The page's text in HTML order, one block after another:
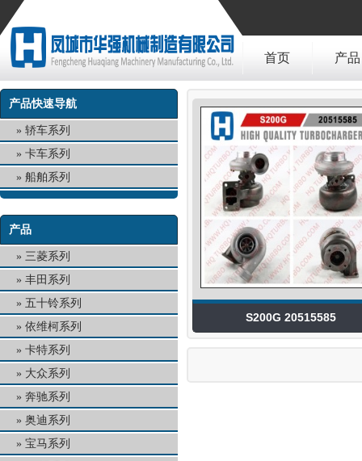
首页 产品
产品快速导航
轿车系列
卡车系列
船舶系列
产品
三菱系列
丰田系列
五十铃系列
依维柯系列
卡特系列
大众系列
奔驰系列
奥迪系列
宝马系列
S200G 20515585